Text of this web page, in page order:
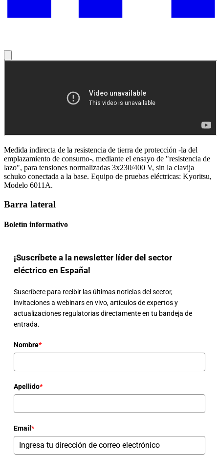
Medida indirecta de la resistencia de tierra de protección -la del
emplazamiento de consumo-, mediante el ensayo de "resistencia de
lazo", para tensiones normalizadas 3x230/400 V, sin la clavija
schuko conectada a la base. Equipo de pruebas eléctricas: Kyoritsu,
Modelo 6011A.
Barra lateral
Boletín informativo
¡Suscríbete a la newsletter líder del sector
eléctrico en España!
Suscríbete para recibir las últimas noticias del sector,
invitaciones a webinars en vivo, artículos de expertos y
actualizaciones regulatorias directamente en tu bandeja de
entrada.
Nombre*
Apellido*
Email *